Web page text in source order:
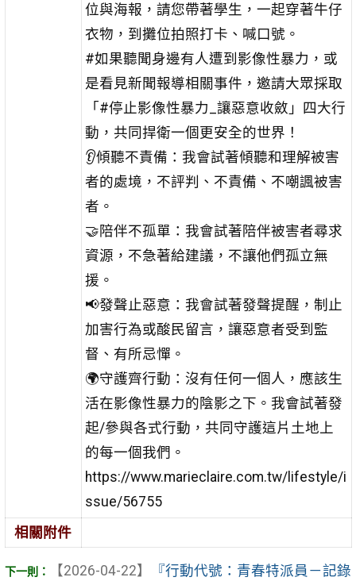
位與海報，請您帶著學生，一起穿著牛仔
衣物，到攤位拍照打卡、喊口號。
#如果聽聞身邊有人遭到影像性暴力，或
是看見新聞報導相關事件，邀請大眾採取
「#停止影像性暴力_讓惡意收斂」四大行
動，共同捍衛一個更安全的世界！
👂傾聽不責備：我會試著傾聽和理解被害
者的處境，不評判、不責備、不嘲諷被害
者。
🤝陪伴不孤單：我會試著陪伴被害者尋求
資源，不急著給建議，不讓他們孤立無
援。
📢發聲止惡意：我會試著發聲提醒，制止
加害行為或酸民留言，讓惡意者受到監
督、有所忌憚。
🌍守護齊行動：沒有任何一個人，應該生
活在影像性暴力的陰影之下。我會試著發
起/參與各式行動，共同守護這片土地上
的每一個我們。
https://www.marieclaire.com.tw/lifestyle/i
ssue/56755
相關附件
【2026-04-22】
『行動代號：青春特派員－記錄